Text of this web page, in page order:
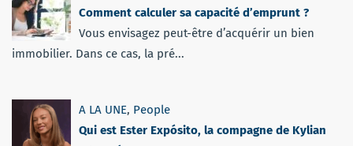
Comment calculer sa capacité d’emprunt ?
Vous envisagez peut-être d’acquérir un bien
immobilier. Dans ce cas, la pré...
A LA UNE, People
Qui est Ester Expósito, la compagne de Kylian